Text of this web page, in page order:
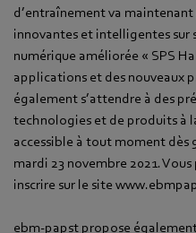
d’entraînement va
innovantes et intelligentes sur
numérique améliorée « SPS
applications et des nouveaux
également s’attendre à des
technologies et de produits à
accessible à tout moment dès
mardi 23 novembre 2021.
inscrire sur le site
ebm‑papst propose